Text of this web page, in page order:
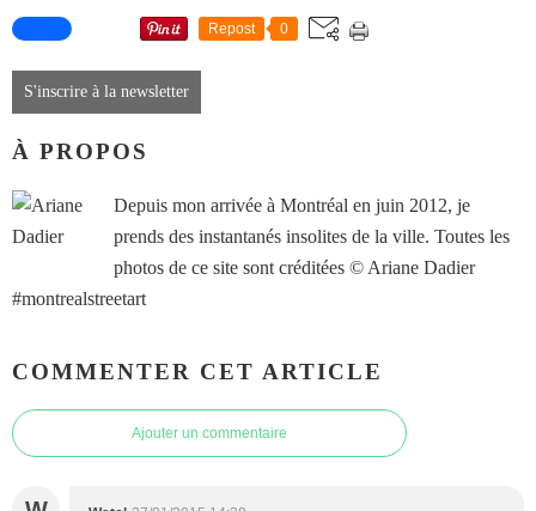
Repost 0
S'inscrire à la newsletter
À PROPOS
Depuis mon arrivée à Montréal en juin 2012, je
prends des instantanés insolites de la ville. Toutes les
photos de ce site sont créditées © Ariane Dadier
#montrealstreetart
COMMENTER CET ARTICLE
Ajouter un commentaire